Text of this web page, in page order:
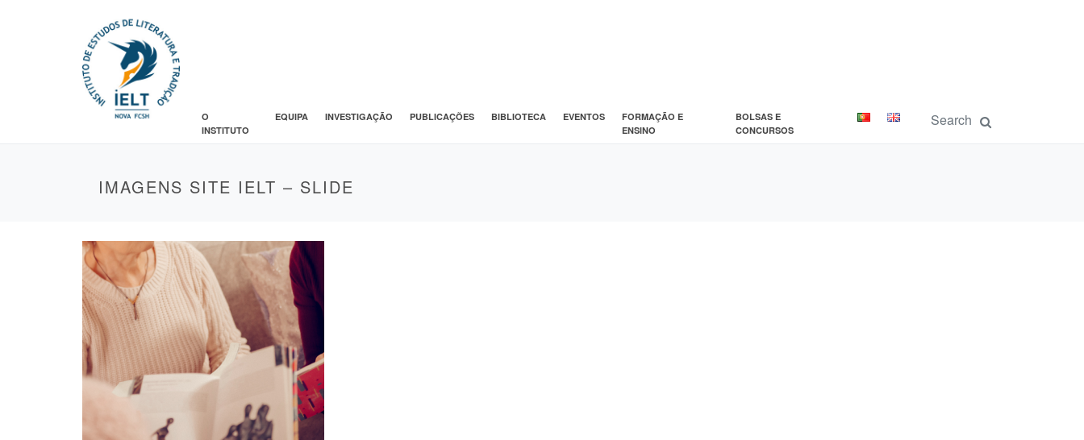
O
INSTITUTO
EQUIPA INVESTIGAÇÃO PUBLICAÇÕES BIBLIOTECA EVENTOS
FORMAÇÃO E
ENSINO
BOLSAS E
CONCURSOS
IMAGENS SITE IELT – SLIDE